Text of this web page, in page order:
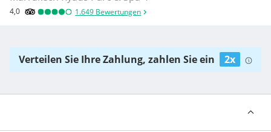
4,0 1.649 Bewertungen
Verteilen Sie Ihre Zahlung, zahlen Sie ein 2x